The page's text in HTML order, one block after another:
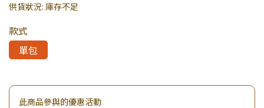
供貨狀況: 庫存不足
款式
單包
此商品參與的優惠活動